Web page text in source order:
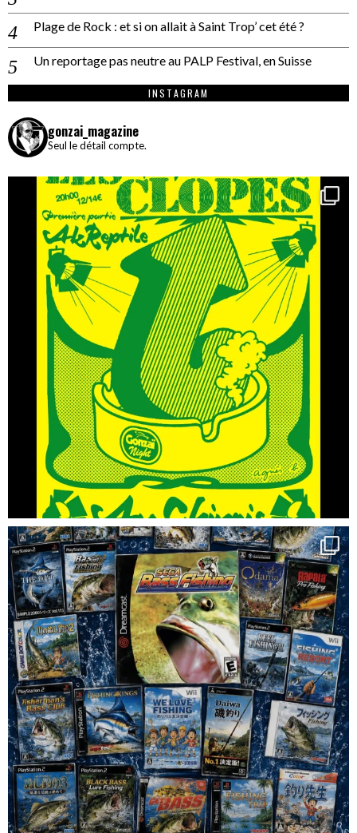
Plage de Rock : et si on allait à Saint Trop’ cet été ?
Un reportage pas neutre au PALP Festival, en Suisse
INSTAGRAM
gonzai_magazine
Seul le détail compte.